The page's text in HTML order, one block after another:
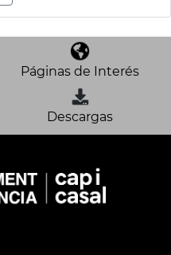
Páginas de Interés
Descargas